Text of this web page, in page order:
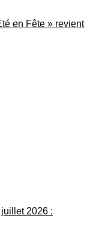
en Fête » revient
2026 :